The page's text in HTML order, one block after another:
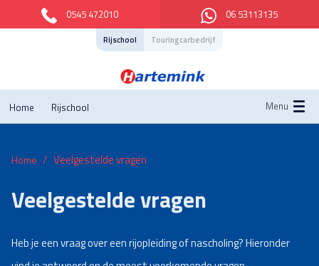
0545 472010 06 53113135
Rijschool Touringcarbedrijf
Home Rijschool Menu
Home Veelgestelde vragen
Veelgestelde vragen
Heb je een vraag over een rijopleiding of nascholing? Hieronder